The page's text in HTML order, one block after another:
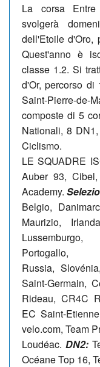
La corsa
svolgerà
dell'Etoile d'Oro,
Quest'anno è
classe 1.2. Si
d'Or, percorso di
Saint-Pierre-de-
composte di 5
Nationali, 8
Ciclismo.
LE SQUADRE
Auber 93,
Academy.
Belgio,
Maurizio,
Portogallo,
Russia,
Saint-Germain,
Rideau, CR4C
EC Saint-
velo.com, Team
Loudéac. DN2:
Océane Top 16,